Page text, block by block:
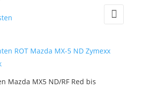
Mazda MX5 ND/RF Red bis